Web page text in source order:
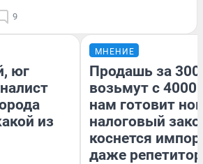
9
юг
из
МНЕНИЕ
Продашь за
возьмут с
нам готовит
налоговый
коснется
даже